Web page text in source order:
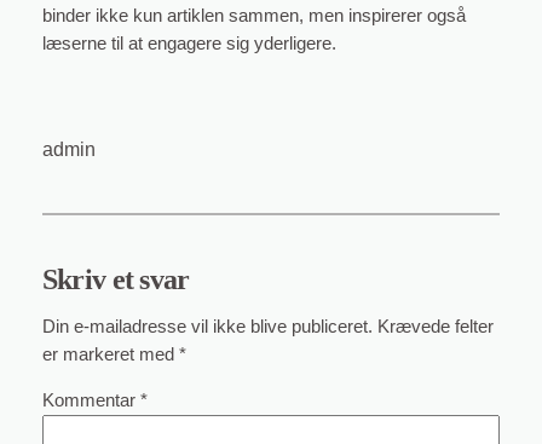
binder ikke kun artiklen sammen, men inspirerer også
læserne til at engagere sig yderligere.
admin
Skriv et svar
Din e-mailadresse vil ikke blive publiceret. Krævede felter
er markeret med *
Kommentar *